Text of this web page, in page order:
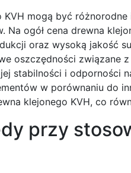
mogą być
Na ogół cena drewna
oraz wysoką jakość
oszczędności związane
stabilności i odporności
w porównaniu do
klejonego KVH, co
przy